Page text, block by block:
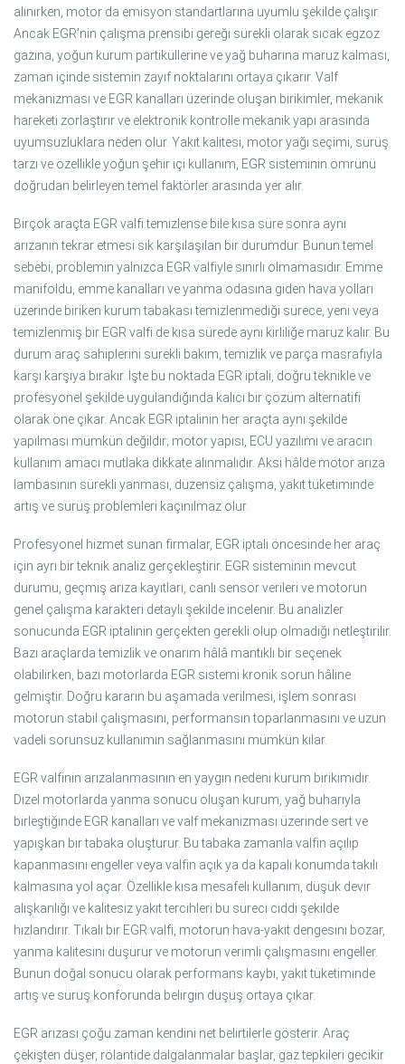
alınırken, motor da emisyon standartlarına uyumlu şekilde çalışır.
Ancak EGR’nin çalışma prensibi gereği sürekli olarak sıcak egzoz
gazına, yoğun kurum partiküllerine ve yağ buharına maruz kalması,
zaman içinde sistemin zayıf noktalarını ortaya çıkarır. Valf
mekanizması ve EGR kanalları üzerinde oluşan birikimler, mekanik
hareketi zorlaştırır ve elektronik kontrolle mekanik yapı arasında
uyumsuzluklara neden olur. Yakıt kalitesi, motor yağı seçimi, sürüş
tarzı ve özellikle yoğun şehir içi kullanım, EGR sisteminin ömrünü
doğrudan belirleyen temel faktörler arasında yer alır.
Birçok araçta EGR valfi temizlense bile kısa süre sonra aynı
arızanın tekrar etmesi sık karşılaşılan bir durumdur. Bunun temel
sebebi, problemin yalnızca EGR valfiyle sınırlı olmamasıdır. Emme
manifoldu, emme kanalları ve yanma odasına giden hava yolları
üzerinde biriken kurum tabakası temizlenmediği sürece, yeni veya
temizlenmiş bir EGR valfi de kısa sürede aynı kirliliğe maruz kalır. Bu
durum araç sahiplerini sürekli bakım, temizlik ve parça masrafıyla
karşı karşıya bırakır. İşte bu noktada EGR iptali, doğru teknikle ve
profesyonel şekilde uygulandığında kalıcı bir çözüm alternatifi
olarak öne çıkar. Ancak EGR iptalinin her araçta aynı şekilde
yapılması mümkün değildir; motor yapısı, ECU yazılımı ve aracın
kullanım amacı mutlaka dikkate alınmalıdır. Aksi hâlde motor arıza
lambasının sürekli yanması, düzensiz çalışma, yakıt tüketiminde
artış ve sürüş problemleri kaçınılmaz olur.
Profesyonel hizmet sunan firmalar, EGR iptali öncesinde her araç
için ayrı bir teknik analiz gerçekleştirir. EGR sisteminin mevcut
durumu, geçmiş arıza kayıtları, canlı sensör verileri ve motorun
genel çalışma karakteri detaylı şekilde incelenir. Bu analizler
sonucunda EGR iptalinin gerçekten gerekli olup olmadığı netleştirilir.
Bazı araçlarda temizlik ve onarım hâlâ mantıklı bir seçenek
olabilirken, bazı motorlarda EGR sistemi kronik sorun hâline
gelmiştir. Doğru kararın bu aşamada verilmesi, işlem sonrası
motorun stabil çalışmasını, performansın toparlanmasını ve uzun
vadeli sorunsuz kullanımın sağlanmasını mümkün kılar.
EGR valfinin arızalanmasının en yaygın nedeni kurum birikimidir.
Dizel motorlarda yanma sonucu oluşan kurum, yağ buharıyla
birleştiğinde EGR kanalları ve valf mekanizması üzerinde sert ve
yapışkan bir tabaka oluşturur. Bu tabaka zamanla valfin açılıp
kapanmasını engeller veya valfin açık ya da kapalı konumda takılı
kalmasına yol açar. Özellikle kısa mesafeli kullanım, düşük devir
alışkanlığı ve kalitesiz yakıt tercihleri bu süreci ciddi şekilde
hızlandırır. Tıkalı bir EGR valfi, motorun hava-yakıt dengesini bozar,
yanma kalitesini düşürür ve motorun verimli çalışmasını engeller.
Bunun doğal sonucu olarak performans kaybı, yakıt tüketiminde
artış ve sürüş konforunda belirgin düşüş ortaya çıkar.
EGR arızası çoğu zaman kendini net belirtilerle gösterir. Araç
çekişten düşer, rölantide dalgalanmalar başlar, gaz tepkileri gecikir